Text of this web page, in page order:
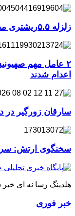
زلزله ۵.۵ریشتری مصر و فلسطین را لرزاند
اعدام شدند
سارقان زورگیر در
سخنگوی ارتش: سرنوشت ۳ خلبان ما
هلدینگ رسا نه ای خبر
خبر فوری